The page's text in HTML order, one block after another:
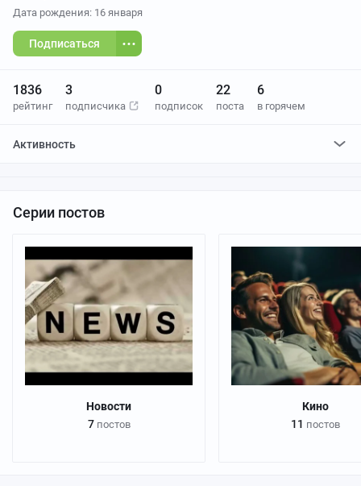
Дата рождения: 16 января
Подписаться
1836
рейтинг
3
подписчика
0
подписок
22
поста
6
в горячем
Активность
Серии постов
Новости
7постов
Кино
11 постов